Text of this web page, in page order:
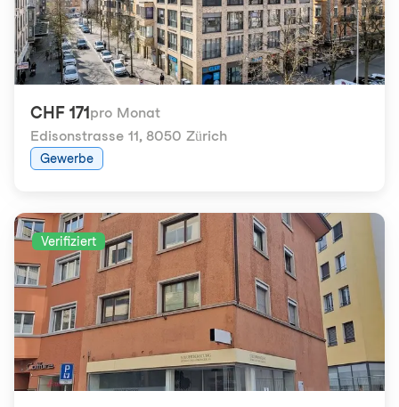
CHF 171 pro Monat
Edisonstrasse 11, 8050 Zürich
Gewerbe
Verifiziert